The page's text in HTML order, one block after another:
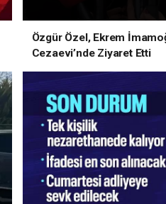
Özgür Özel, Ekrem
Cezaevi’nde Ziyaret Etti